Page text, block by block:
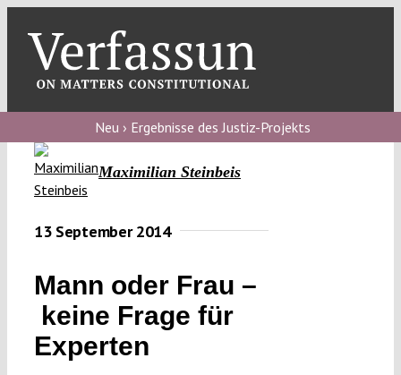
content
blog
Verfassungs
Verfassungs
Verfassungs
editorial
Neu › Ergebnisse des Justiz-Projekts
Maximilian Steinbeis
13 September 2014
Mann oder Frau –
keine Frage für
Experten